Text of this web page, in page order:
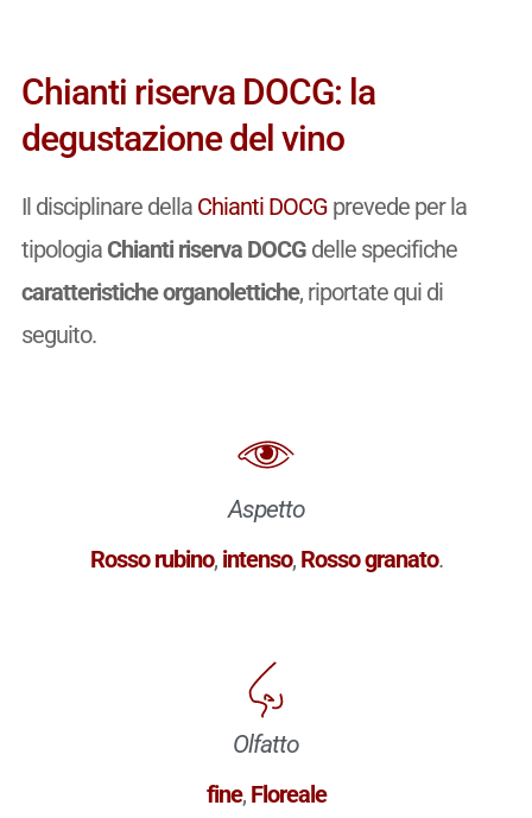
Chianti riserva DOCG: la
degustazione del vino
Il disciplinare della Chianti DOCGprevede per la
tipologia Chianti riserva DOCGdelle specifiche
caratteristiche organolettiche, riportate qui di
seguito.
Aspetto
Rosso rubino, intenso, Rosso granato.
Olfatto
fine, Floreale